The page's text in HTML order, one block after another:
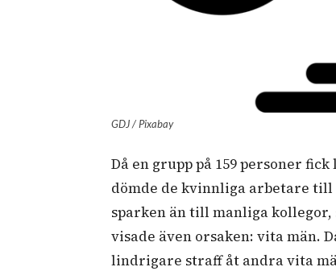
GDJ / Pixabay
Då en grupp på 159 personer
dömde de kvinnliga arbetare
sparken än till manliga
visade även orsaken: vita män.
lindrigare straff åt andra vita